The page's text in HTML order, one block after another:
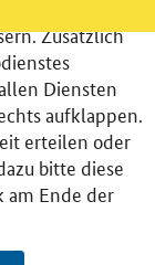
Energie
Zusätzlich
Diensten
aufklappen.
erteilen oder
bitte diese
am Ende der